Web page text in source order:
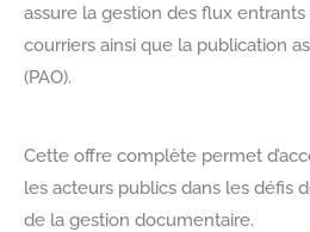
assure la gestion des flux entrants
courriers ainsi que la publication
(PAO).
Cette offre complète permet
les acteurs publics dans les défis
de la gestion documentaire.